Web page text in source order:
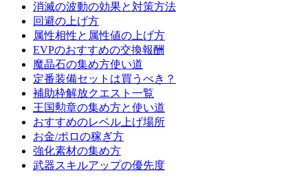
消滅の波動の効果と対策方法
回避の上げ方
属性相性と属性値の上げ方
EVPのおすすめの交換報酬
魔晶石の集め方使い道
定番装備セットは買うべき？
補助枠解放クエスト一覧
王国勲章の集め方と使い道
おすすめのレベル上げ場所
お金/ポロの稼ぎ方
強化素材の集め方
武器スキルアップの優先度